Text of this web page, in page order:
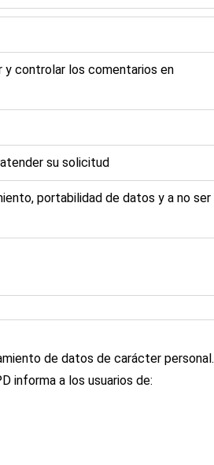
y controlar los comentarios en
su solicitud
portabilidad de datos y a no ser
de datos de carácter personal.
informa a los usuarios de: